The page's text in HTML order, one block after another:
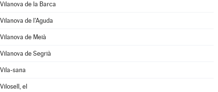
Vilanova de la Barca
Vilanova de l'Aguda
Vilanova de Meià
Vilanova de Segrià
Vila-sana
Vilosell, el